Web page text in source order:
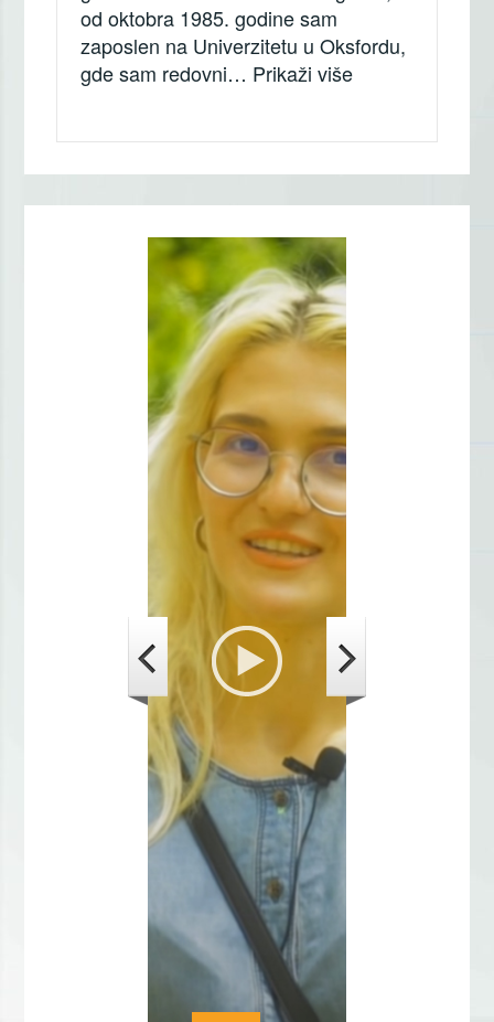
od oktobra 1985. godine sam
zaposlen na Univerzitetu u Oksfordu,
gde sam redovni… Prikaži više„Endre Šili